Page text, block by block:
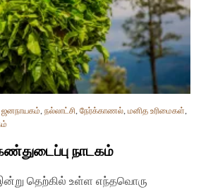
ஜனநாயகம், நல்லாட்சி, நேர்க்காணல், மனித உரிமைகள்,
நாடகம்
தெற்கில் உள்ள எந்தவொரு